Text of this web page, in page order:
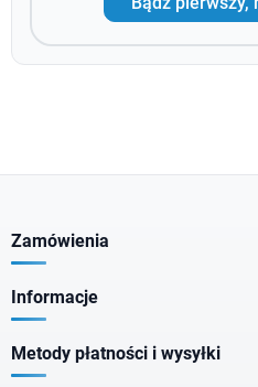
Zamówienia
Informacje
Metody płatności i wysyłki